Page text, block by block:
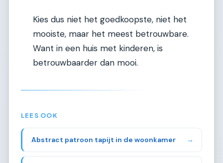
Kies dus niet het goedkoopste, niet het
mooiste, maar het meest betrouwbare.
Want in een huis met kinderen, is
betrouwbaarder dan mooi.
LEES OOK
Abstract patroon tapijt in de woonkamer →